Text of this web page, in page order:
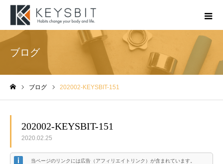
ブログ
ブログ 202002-KEYSBIT-151
202002-KEYSBIT-151
2020.02.25
当ページのリンクには広告（アフィリエイトリンク）が含まれています。